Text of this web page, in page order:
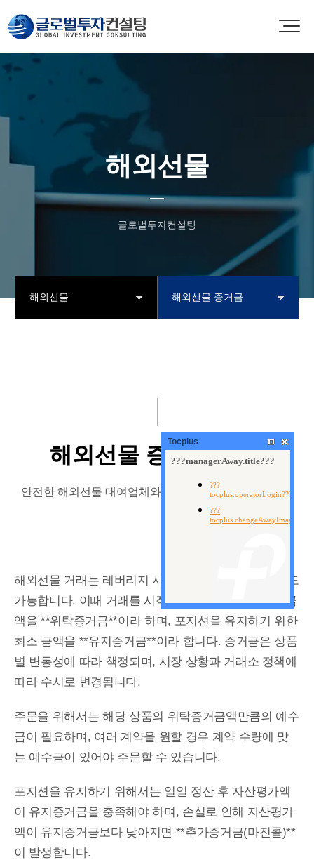
해외선물
글로벌투자컨설팅
해외선물
안전 대여계좌 신청
지원금이벤트
해외선물 증거금
해외선물 증거금 안내
안전한 해외선물 대여업체와 함께하는 해외선물 증거금
해외선물 거래는 레버리지 사용으로 일부 금액만으로도
가능합니다. 이때 거래를 시작하기 위해 필요한 최소 금
액을 **위탁증거금**이라 하며, 포지션을 유지하기 위한
최소 금액을 **유지증거금**이라 합니다. 증거금은 상품
별 변동성에 따라 책정되며, 시장 상황과 거래소 정책에
따라 수시로 변경됩니다.
주문을 위해서는 해당 상품의 위탁증거금액만큼의 예수
금이 필요하며, 여러 계약을 원할 경우 계약 수량에 맞
는 예수금이 있어야 주문할 수 있습니다.
포지션을 유지하기 위해서는 일일 정산 후 자산평가액
이 유지증거금을 충족해야 하며, 손실로 인해 자산평가
액이 유지증거금보다 낮아지면 **추가증거금(마진콜)**
이 발생합니다.
Tocplus